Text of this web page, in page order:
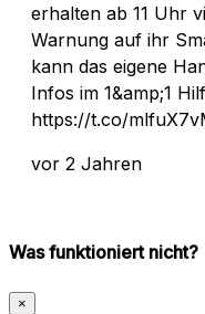
erhalten ab 11 Uhr
Warnung auf ihr
kann das eigene
Infos im 1&amp;1
https://t.co/
vor 2 Jahren
Was funktioniert nicht?
×